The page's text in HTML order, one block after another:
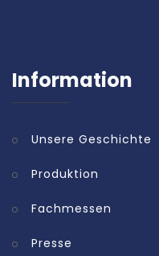
Information
Unsere Geschichte
Produktion
Fachmessen
Presse